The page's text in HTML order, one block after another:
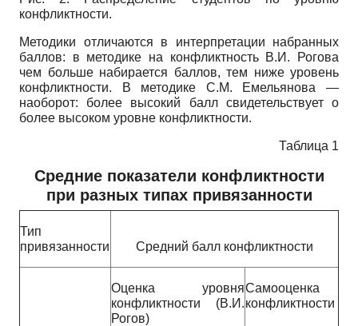
конфликтности.
Методики отличаются в интерпретации набранных
баллов: в методике на конфликтность В.И. Рогова
чем больше набирается баллов, тем ниже уровень
конфликтности. В методике С.М. Емельянова —
наоборот: более высокий балл свидетельствует о
более высоком уровне конфликтности.
Таблица 1
Средние показатели конфликтности
при разных типах привязанности
Тип
привязанности
Средний балл конфликтности
Оценка уровня
конфликтности (В.И.
Рогов)
Самооценка
конфликтности